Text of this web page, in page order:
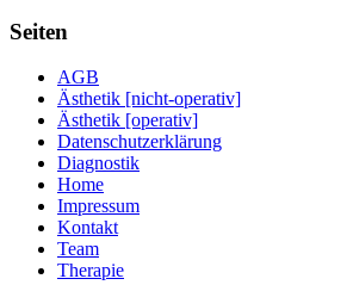
Seiten
AGB
Ästhetik [nicht-operativ]
Ästhetik [operativ]
Datenschutzerklärung
Diagnostik
Home
Impressum
Kontakt
Team
Therapie